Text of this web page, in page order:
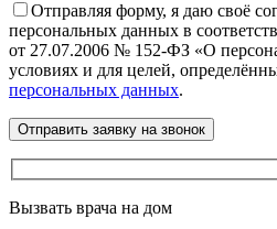
Отправляя форму, я даю своё
персональных данных в
от 27.07.2006 № 152-ФЗ «О
условиях и для целей,
персональных данных.
Вызвать врача на дом